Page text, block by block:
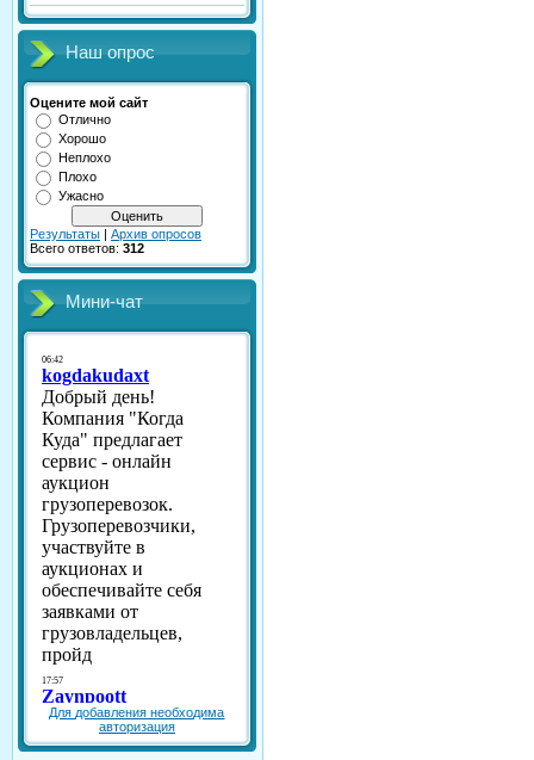
Наш опрос
Оцените мой сайт
Отлично
Хорошо
Неплохо
Плохо
Ужасно
Результаты | Архив опросов
Всего ответов: 312
Мини-чат
Для добавления необходима
авторизация